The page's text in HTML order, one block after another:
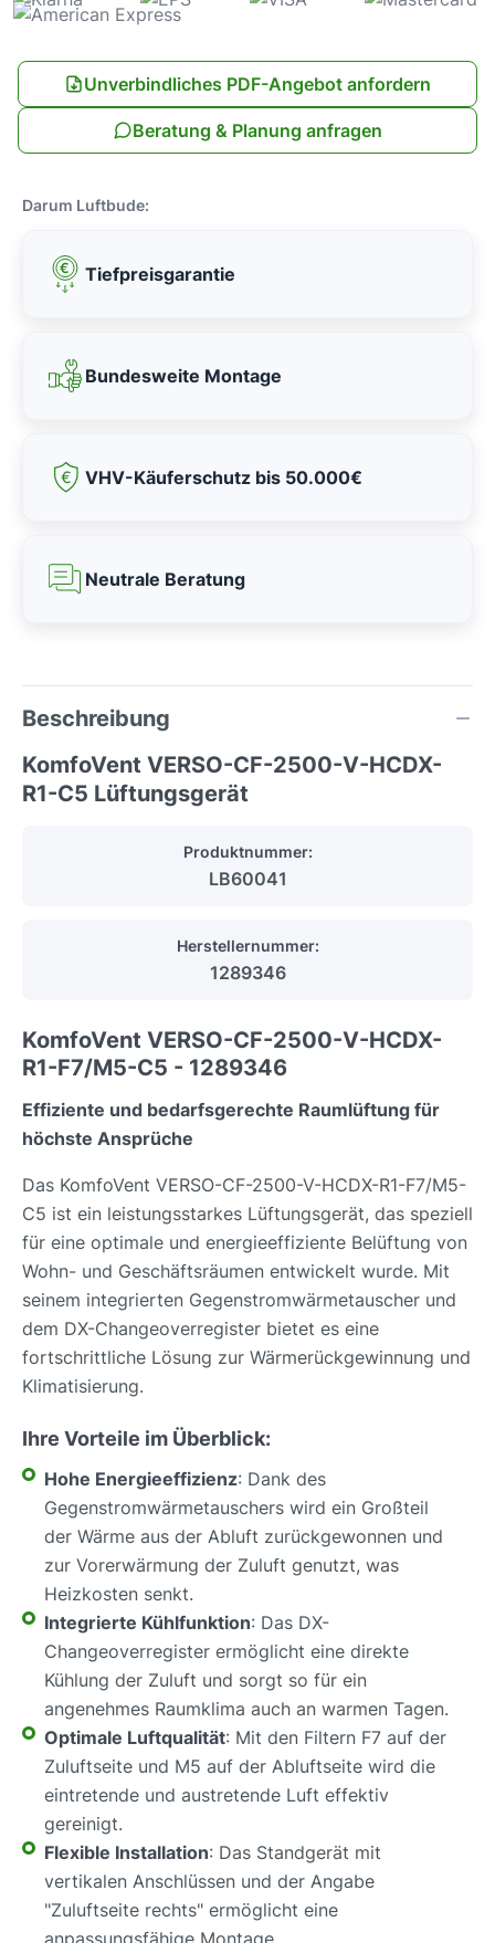
Unverbindliches PDF-Angebot anfordern
Beratung & Planung anfragen
Darum Luftbude:
Tiefpreisgarantie
Bundesweite Montage
VHV-Käuferschutz bis 50.000€
Neutrale Beratung
Beschreibung
KomfoVent VERSO-CF-2500-V-HCDX-
R1-C5 Lüftungsgerät
Produktnummer:
LB60041
Herstellernummer:
1289346
KomfoVent VERSO-CF-2500-V-HCDX-
R1-F7/M5-C5 - 1289346
Effiziente und bedarfsgerechte Raumlüftung für
höchste Ansprüche
Das KomfoVent VERSO-CF-2500-V-HCDX-R1-F7/M5-
C5 ist ein leistungsstarkes Lüftungsgerät, das speziell
für eine optimale und energieeffiziente Belüftung von
Wohn- und Geschäftsräumen entwickelt wurde. Mit
seinem integrierten Gegenstromwärmetauscher und
dem DX-Changeoverregister bietet es eine
fortschrittliche Lösung zur Wärmerückgewinnung und
Klimatisierung.
Ihre Vorteile im Überblick:
Hohe Energieeffizienz: Dank des
Gegenstromwärmetauschers wird ein Großteil
der Wärme aus der Abluft zurückgewonnen und
zur Vorerwärmung der Zuluft genutzt, was
Heizkosten senkt.
Integrierte Kühlfunktion: Das DX-
Changeoverregister ermöglicht eine direkte
Kühlung der Zuluft und sorgt so für ein
angenehmes Raumklima auch an warmen Tagen.
Optimale Luftqualität: Mit den Filtern F7 auf der
Zuluftseite und M5 auf der Abluftseite wird die
eintretende und austretende Luft effektiv
gereinigt.
Flexible Installation: Das Standgerät mit
vertikalen Anschlüssen und der Angabe
"Zuluftseite rechts" ermöglicht eine